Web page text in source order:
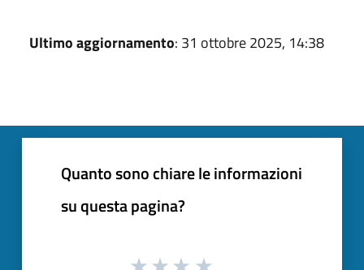
Ultimo aggiornamento: 31 ottobre 2025, 14:38
Quanto sono chiare le informazioni
su questa pagina?